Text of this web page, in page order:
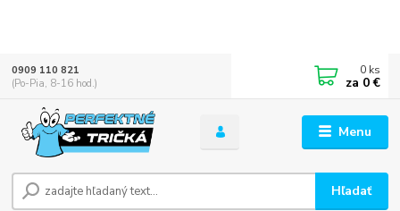
Menu
Hľadať
0909 110 821
(Po-Pia, 8-16 hod.)
0 ks
za 0 €